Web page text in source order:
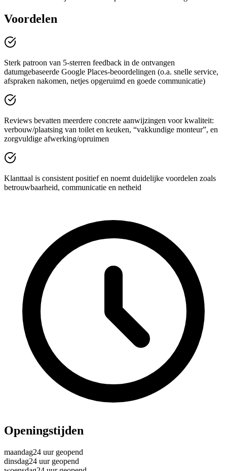
Voordelen
Sterk patroon van 5-sterren feedback in de ontvangen
datumgebaseerde Google Places-beoordelingen (o.a. snelle service,
afspraken nakomen, netjes opgeruimd en goede communicatie)
Reviews bevatten meerdere concrete aanwijzingen voor kwaliteit:
verbouw/plaatsing van toilet en keuken, “vakkundige monteur”, en
zorgvuldige afwerking/opruimen
Klanttaal is consistent positief en noemt duidelijke voordelen zoals
betrouwbaarheid, communicatie en netheid
Openingstijden
maandag24 uur geopend
dinsdag24 uur geopend